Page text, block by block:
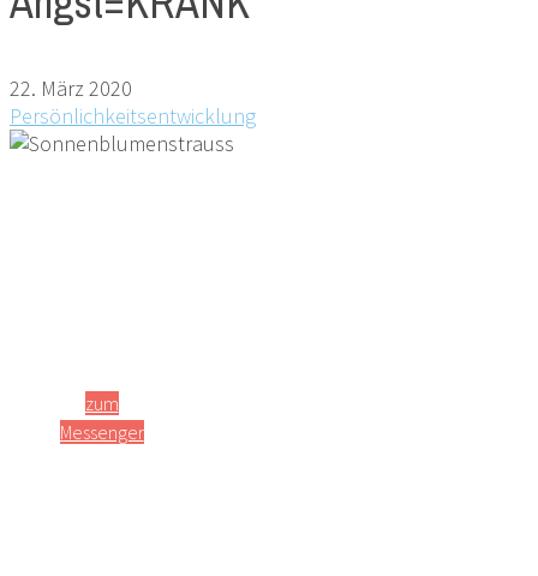
22. März 2020
Persönlichkeitsentwicklung
zum
Messenger